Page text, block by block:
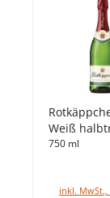
Weiß
750 ml
inkl. MwSt.,